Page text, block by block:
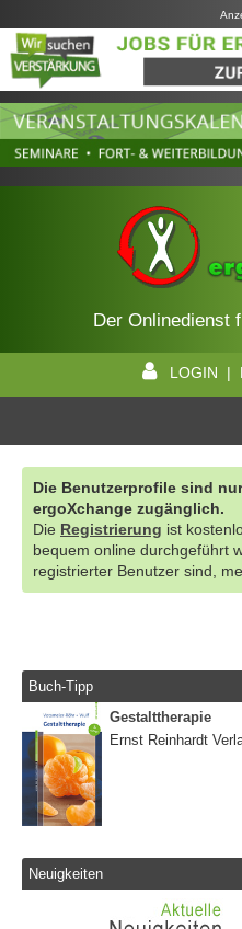
Der Onlinedienst
LOGIN |
Die Benutzerprofile sind
ergoXchange zugänglich.
Die Registrierung ist
bequem online durchgeführt
registrierter Benutzer sind,
Buch-Tipp
Gestalttherapie
Ernst Reinhardt
Neuigkeiten